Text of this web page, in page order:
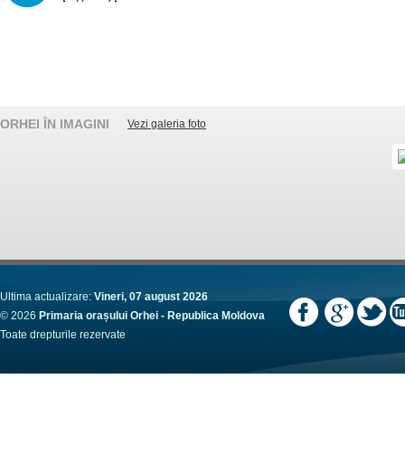
ORHEI ÎN IMAGINI Vezi galeria foto
Ultima actualizare: Vineri, 07 august 2026
© 2026 Primaria orașului Orhei - Republica Moldova
Toate drepturile rezervate